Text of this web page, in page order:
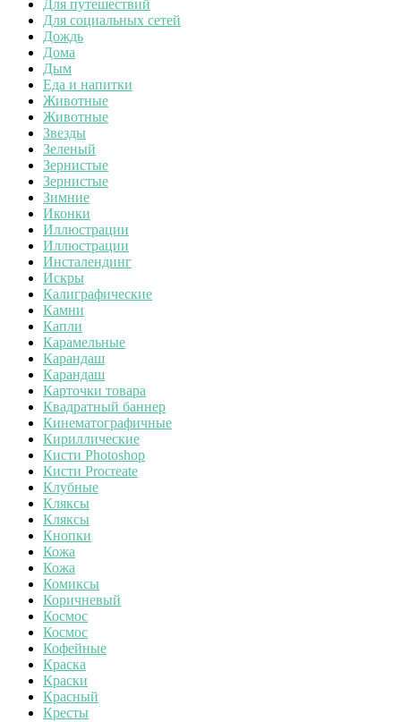
Для путешествий
Для социальных сетей
Дождь
Дома
Дым
Еда и напитки
Животные
Животные
Звезды
Зеленый
Зернистые
Зернистые
Зимние
Иконки
Иллюстрации
Иллюстрации
Инсталендинг
Искры
Калиграфические
Камни
Капли
Карамельные
Карандаш
Карандаш
Карточки товара
Квадратный баннер
Кинематографичные
Кириллические
Кисти Photoshop
Кисти Procreate
Клубные
Кляксы
Кляксы
Кнопки
Кожа
Кожа
Комиксы
Коричневый
Космос
Космос
Кофейные
Краска
Краски
Красный
Кресты